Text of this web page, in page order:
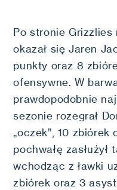
Po stronie Grizzlies
okazał się Jaren
punkty oraz 8
ofensywne. W
prawdopodobnie
sezonie rozegrał
„oczek”, 10
pochwałę
wchodząc z ławki
zbiórek oraz 3